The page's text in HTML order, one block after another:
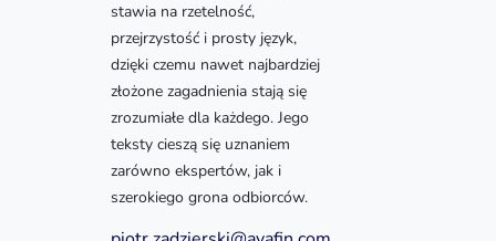
stawia na rzetelność,
przejrzystość i prosty język,
dzięki czemu nawet najbardziej
złożone zagadnienia stają się
zrozumiałe dla każdego. Jego
teksty cieszą się uznaniem
zarówno ekspertów, jak i
szerokiego grona odbiorców.